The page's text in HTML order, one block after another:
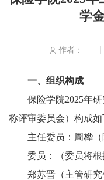
学
作者：
一、组织构成
保险学院2025年
称评审委员会）构成如
主任委员：周桦（
委员：（委员将根
郑苏晋（主管研究